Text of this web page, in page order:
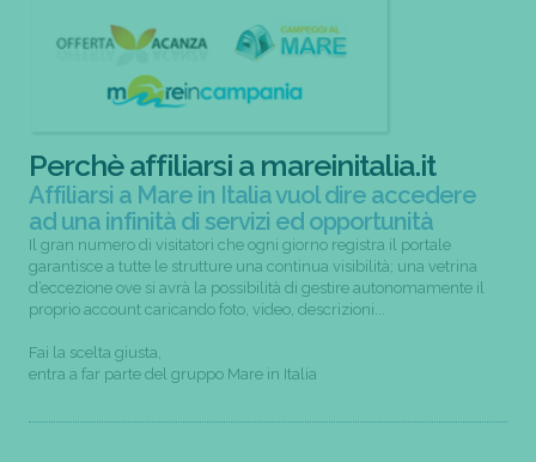
Perchè affiliarsi a mareinitalia.it
Affiliarsi a Mare in Italia vuol dire accedere
ad una infinità di servizi ed opportunità
Il gran numero di visitatori che ogni giorno registra il portale
garantisce a tutte le strutture una continua visibilità; una vetrina
d’eccezione ove si avrà la possibilità di gestire autonomamente il
proprio account caricando foto, video, descrizioni...
Fai la scelta giusta,
entra a far parte del gruppo Mare in Italia